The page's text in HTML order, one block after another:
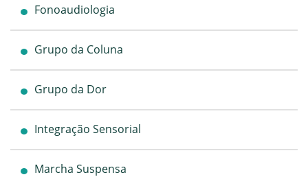
Fonoaudiologia
Grupo da Coluna
Grupo da Dor
Integração Sensorial
Marcha Suspensa